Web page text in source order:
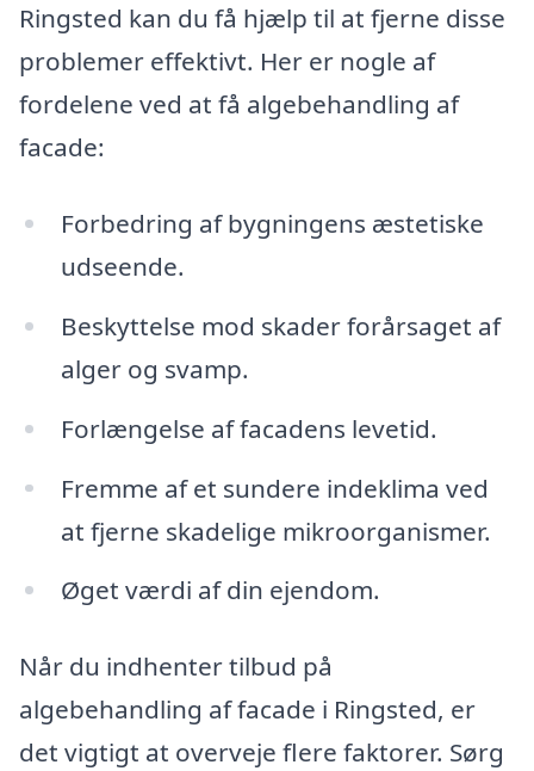
Ringsted kan du få hjælp til at fjerne disse
problemer effektivt. Her er nogle af
fordelene ved at få algebehandling af
facade:
Forbedring af bygningens æstetiske
udseende.
Beskyttelse mod skader forårsaget af
alger og svamp.
Forlængelse af facadens levetid.
Fremme af et sundere indeklima ved
at fjerne skadelige mikroorganismer.
Øget værdi af din ejendom.
Når du indhenter tilbud på
algebehandling af facade i Ringsted, er
det vigtigt at overveje flere faktorer. Sørg